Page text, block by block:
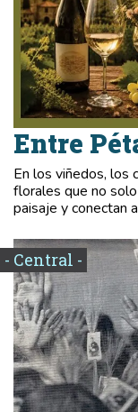
Entre
En los viñedos, los
florales que no
paisaje y conectan
- Central -